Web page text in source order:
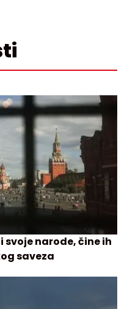
svoje narode, čine ih
saveza